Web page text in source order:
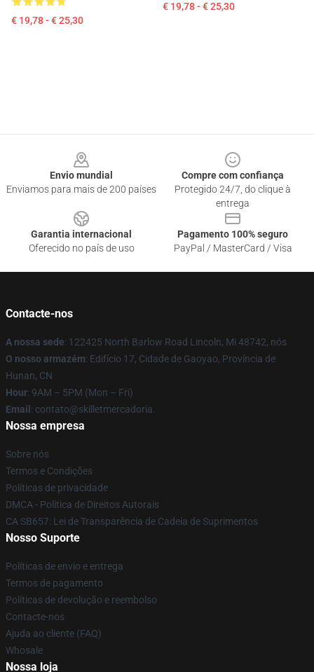
€ 19,78 - € 25,30
€ 19,78 - € 25,30
Envio mundial
Enviamos para mais de 200 países
Compre com confiança
Protegido 24/7, do clique à
entrega
Garantia internacional
Oferecido no país de uso
Pagamento 100% seguro
PayPal / MasterCard / Visa
Contacte-nos
A nossa sede: 122425 North Barlow Road Lincoln, Mi 48742, nós
O nosso armazém: Edifício 17, Cidade de Gaoyao, Província de
Hunan, CN
Hour: 9AM – 5PM (Mon – Fri)
Email : contato@skilletmercadoria.
Nossa empresa
Sobre nós
Termos e Condições
Políticas de privacidade
DMCA - Política de Direitos Autorais
CA SB657: Lei de Transparência de Cadeia de Suprimentos
Nosso Suporte
Políticas de envio e entrega
Termos de pagamento
Políticas de devolução e reembolso
Contacte-nos
Ajuda ao cliente (FAQ)
Whosale
Nossa loja